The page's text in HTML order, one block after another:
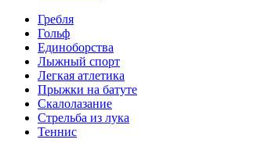
Гребля
Гольф
Единоборства
Лыжный спорт
Легкая атлетика
Прыжки на батуте
Скалолазание
Стрельба из лука
Теннис